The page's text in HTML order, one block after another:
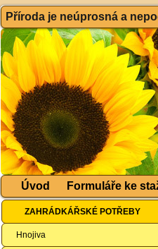
Příroda je neúprosná a
Úvod Formuláře ke
ZAHRÁDKÁŘSKÉ POTŘEBY
Hnojiva